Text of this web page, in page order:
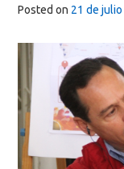
Posted on 21 de